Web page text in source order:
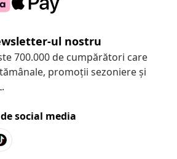
ul nostru
700.000 de cumpărători care
promoții sezoniere și
social media